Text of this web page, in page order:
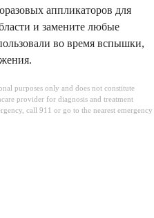
аппликаторов для
и замените любые
во время вспышки,
purposes only and does not constitute
provider for diagnosis and treatment
call 911 or go to the nearest emergency